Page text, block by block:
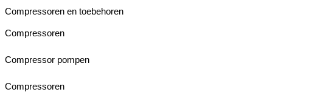
Compressoren en toebehoren
Compressoren
Compressor pompen
Compressoren